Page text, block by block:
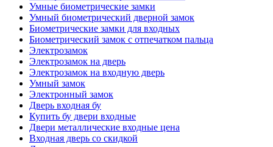
Умные биометрические замки
Умный биометрический дверной замок
Биометрические замки для входных
Биометрический замок с отпечатком пальца
Электрозамок
Электрозамок на дверь
Электрозамок на входную дверь
Умный замок
Электронный замок
Дверь входная бу
Купить бу двери входные
Двери металлические входные цена
Входная дверь со скидкой